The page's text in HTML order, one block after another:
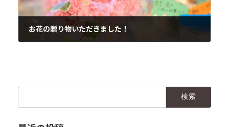
お花の贈り物いただきました！